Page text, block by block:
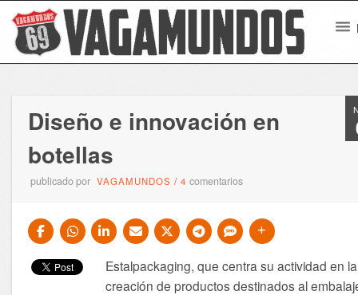
Diseño e innovación en
botellas
publicado por VAGAMUNDOS /4comentarios
Estalpackaging, que centra su actividad en la
creación de productos destinados al